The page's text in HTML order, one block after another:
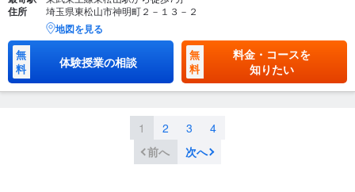
住所 埼玉県東松山市神明町２－１３－２
地図を見る
無
料
体験授業の相談
無
料
料金・コースを
知りたい
1 2 3
4
前へ
次へ